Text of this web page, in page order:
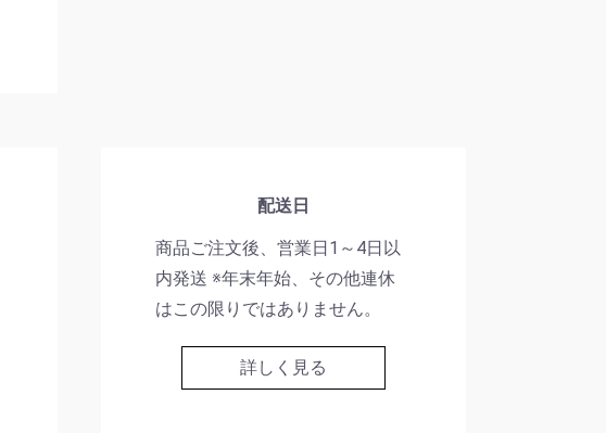
配送日
商品ご注文後、営業日1～4日以
内発送 ※年末年始、その他連休
はこの限りではありません。
詳しく見る